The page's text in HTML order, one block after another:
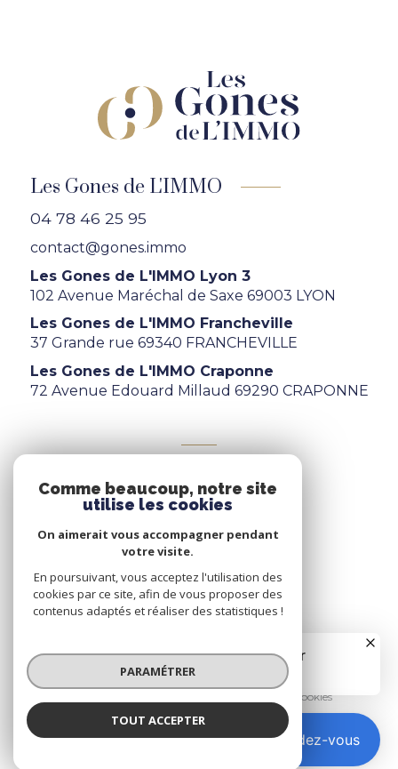
Les Gones de L'IMMO
04 78 46 25 95
contact@gones.immo
Les Gones de L'IMMO Lyon 3
102 Avenue Maréchal de Saxe 69003 LYON
Les Gones de L'IMMO Francheville
37 Grande rue 69340 FRANCHEVILLE
Les Gones de L'IMMO Craponne
72 Avenue Edouard Millaud 69290 CRAPONNE
Nous adhérons
© 2026 | Tous droits réservés
Nos honoraires
Nos partenaires
Cookies
Comme beaucoup, notre site
utilise les cookies
On aimerait vous accompagner pendant
votre visite.
En poursuivant, vous acceptez l'utilisation des
cookies par ce site, afin de vous proposer des
contenus adaptés et réaliser des statistiques !
PARAMÉTRER
TOUT ACCEPTER
Prendre rendez-vous